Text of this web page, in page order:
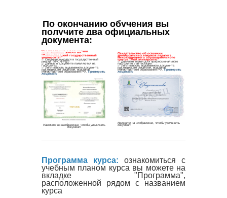
По окончанию обучения вы
получите два официальных
документа:
Программа курса: ознакомиться с
учебным планом курса вы можете на
вкладке "Программа",
расположенной рядом с названием
курса